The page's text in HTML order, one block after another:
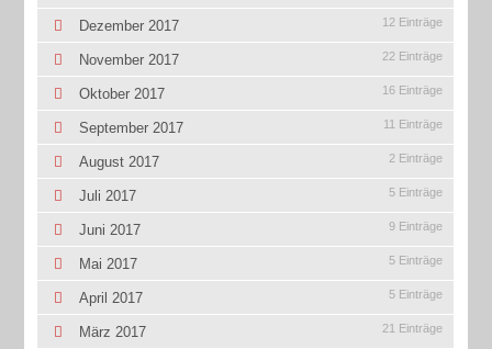
Dezember 2017 12 Einträge
November 2017 22 Einträge
Oktober 2017 16 Einträge
September 2017 11 Einträge
August 2017 2 Einträge
Juli 2017 5 Einträge
Juni 2017 9 Einträge
Mai 2017 5 Einträge
April 2017 5 Einträge
März 2017 21 Einträge